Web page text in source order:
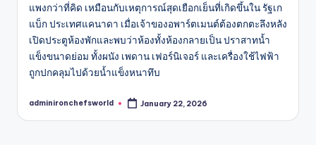
แพงกว่าที่คิด เหมือนกับเหตุการณ์สุดเยือกเย็นที่เกิดขึ้นใน รัฐเก
แบ็ก ประเทศแคนาดา เมื่อเจ้าของอพาร์ตเมนต์ต้องตกตะลึงหลัง
เปิดประตูห้องพักและพบว่าห้องทั้งห้องกลายเป็น ปราสาทน้ำ
แข็งขนาดย่อม ทั้งผนัง เพดาน เฟอร์นิเจอร์ และเครื่องใช้ไฟฟ้า
ถูกปกคลุมไปด้วยน้ำแข็งหนาทึบ
Posted
adminironchefsworld January 22, 2026